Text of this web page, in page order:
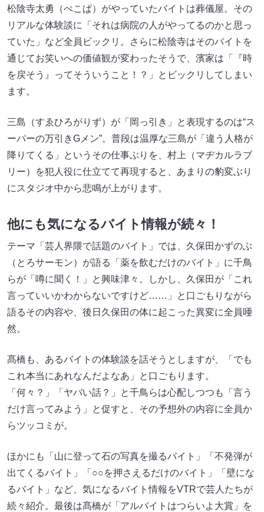
松陰寺太勇（ぺこぱ）がやっていたバイトは葬儀屋。その
リアルな体験談に「それは病院の人がやってるのかと思っ
ていた」など全員ビックリ。さらに松陰寺はそのバイトを
通じてお笑いへの価値観が変わったそうで、濱家は「『時
を戻そう』ってそういうこと！？」とビックリしてしまい
ます。
三島（すゑひろがりず）が「岡っ引き」と表現するのは“ス
ーパーの万引きGメン”。普段は温厚な三島が「違う人格が
降りてくる」というその仕事ぶりを、村上（マヂカルラブ
リー）を犯人役に仕立てて再現すると、あまりの豹変ぶり
にスタジオ中から悲鳴が上がります。
他にも気になるバイト情報が続々！
テーマ「芸人界隈で話題のバイト」では、久保田かずのぶ
（とろサーモン）が語る「薬を飲むだけのバイト」に千鳥
らが「噂に聞く！」と興味津々。しかし、久保田が「これ
言っていいかわからないですけど……」と口ごもりながら
語るその内容や、後日久保田の体に起こった異変に全員唖
然。
髙橋も、あるバイトの体験談を話そうとしますが、「でも
これ本当にあれなんだよなあ」と口ごもります。
「何々？」「ヤバい話？」と千鳥らは心配しつつも「言う
だけ言ってみよう」と促すと、その予想外の内容に全員か
らツッコミが。
ほかにも「山に登って石の写真を撮るバイト」「不発弾が
出てくるバイト」「○○を押さえるだけのバイト」「壁にな
るバイト」など、気になるバイト情報をVTRで芸人たちが
続々紹介。最後は髙橋が「アルバイトはつらいよ大賞」を